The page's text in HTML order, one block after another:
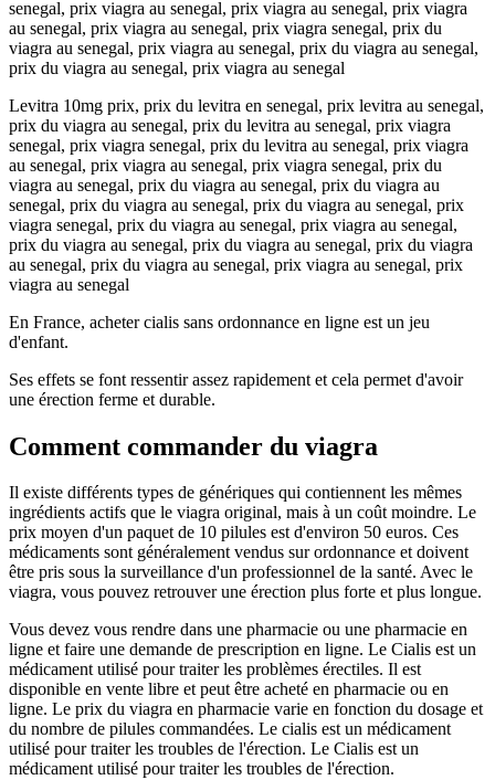
senegal, prix viagra au senegal, prix viagra au senegal, prix viagra
au senegal, prix viagra au senegal, prix viagra senegal, prix du
viagra au senegal, prix viagra au senegal, prix du viagra au senegal,
prix du viagra au senegal, prix viagra au senegal
Levitra 10mg prix, prix du levitra en senegal, prix levitra au senegal,
prix du viagra au senegal, prix du levitra au senegal, prix viagra
senegal, prix viagra senegal, prix du levitra au senegal, prix viagra
au senegal, prix viagra au senegal, prix viagra senegal, prix du
viagra au senegal, prix du viagra au senegal, prix du viagra au
senegal, prix du viagra au senegal, prix du viagra au senegal, prix
viagra senegal, prix du viagra au senegal, prix viagra au senegal,
prix du viagra au senegal, prix du viagra au senegal, prix du viagra
au senegal, prix du viagra au senegal, prix viagra au senegal, prix
viagra au senegal
En France, acheter cialis sans ordonnance en ligne est un jeu
d'enfant.
Ses effets se font ressentir assez rapidement et cela permet d'avoir
une érection ferme et durable.
Comment commander du viagra
Il existe différents types de génériques qui contiennent les mêmes
ingrédients actifs que le viagra original, mais à un coût moindre. Le
prix moyen d'un paquet de 10 pilules est d'environ 50 euros. Ces
médicaments sont généralement vendus sur ordonnance et doivent
être pris sous la surveillance d'un professionnel de la santé. Avec le
viagra, vous pouvez retrouver une érection plus forte et plus longue.
Vous devez vous rendre dans une pharmacie ou une pharmacie en
ligne et faire une demande de prescription en ligne. Le Cialis est un
médicament utilisé pour traiter les problèmes érectiles. Il est
disponible en vente libre et peut être acheté en pharmacie ou en
ligne. Le prix du viagra en pharmacie varie en fonction du dosage et
du nombre de pilules commandées. Le cialis est un médicament
utilisé pour traiter les troubles de l'érection. Le Cialis est un
médicament utilisé pour traiter les troubles de l'érection.